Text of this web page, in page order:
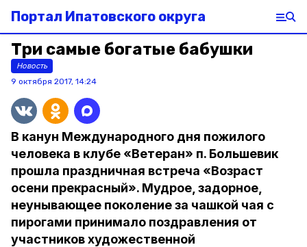
Портал Ипатовского округа
Три самые богатые бабушки
Новость
9 октября 2017, 14:24
В канун Международного дня пожилого
человека в клубе «Ветеран» п. Большевик
прошла праздничная встреча «Возраст
осени прекрасный». Мудрое, задорное,
неунывающее поколение за чашкой чая с
пирогами принимало поздравления от
участников художественной